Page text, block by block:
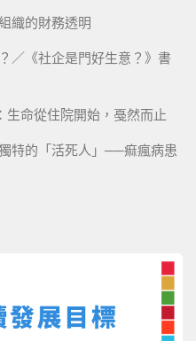
織的財務透明
／《社企是門好生意？》書
生命從住院開始，戞然而止
特的「活死人」──痲瘋病患